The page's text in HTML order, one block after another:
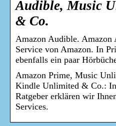
Audible, Music
& Co.
Amazon Audible.
Service von Amazon. In
ebenfalls ein paar
Amazon Prime, Music
Kindle Unlimited & Co.:
Ratgeber erklären wir
Services.